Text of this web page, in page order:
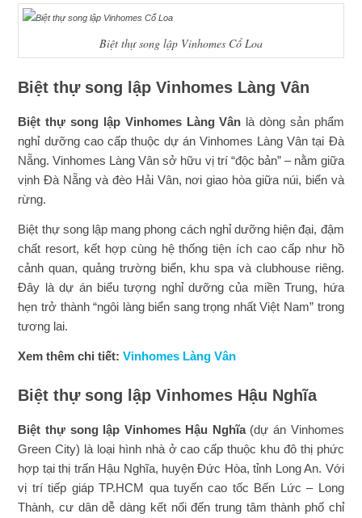
Biệt thự song lập Vinhomes Cổ Loa
Biệt thự song lập Vinhomes Làng Vân
Biệt thự song lập Vinhomes Làng Vân là dòng sản phẩm
nghỉ dưỡng cao cấp thuộc dự án Vinhomes Làng Vân tại Đà
Nẵng. Vinhomes Làng Vân sở hữu vị trí “độc bản” – nằm giữa
vịnh Đà Nẵng và đèo Hải Vân, nơi giao hòa giữa núi, biển và
rừng.
Biệt thự song lập mang phong cách nghỉ dưỡng hiện đại, đậm
chất resort, kết hợp cùng hệ thống tiện ích cao cấp như hồ
cảnh quan, quảng trường biển, khu spa và clubhouse riêng.
Đây là dự án biểu tượng nghỉ dưỡng của miền Trung, hứa
hẹn trở thành “ngôi làng biển sang trọng nhất Việt Nam” trong
tương lai.
Xem thêm chi tiết:Vinhomes Làng Vân
Biệt thự song lập Vinhomes Hậu Nghĩa
Biệt thự song lập Vinhomes Hậu Nghĩa(dự án Vinhomes
Green City) là loại hình nhà ở cao cấp thuộc khu đô thị phức
hợp tại thị trấn Hậu Nghĩa, huyện Đức Hòa, tỉnh Long An. Với
vị trí tiếp giáp TP.HCM qua tuyến cao tốc Bến Lức – Long
Thành, cư dân dễ dàng kết nối đến trung tâm thành phố chỉ